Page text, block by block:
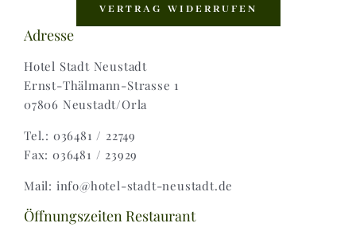
Zahlungsweisen |
Widerruf |
Versand & Lieferung
VERTRAG WIDERRUFEN
Adresse
Hotel Stadt Neustadt
Ernst-Thälmann-Strasse 1
07806 Neustadt/Orla
Tel.: 036481 / 22749
Fax: 036481 / 23929
Mail: info@hotel-stadt-neustadt.de
Öffnungszeiten Restaurant